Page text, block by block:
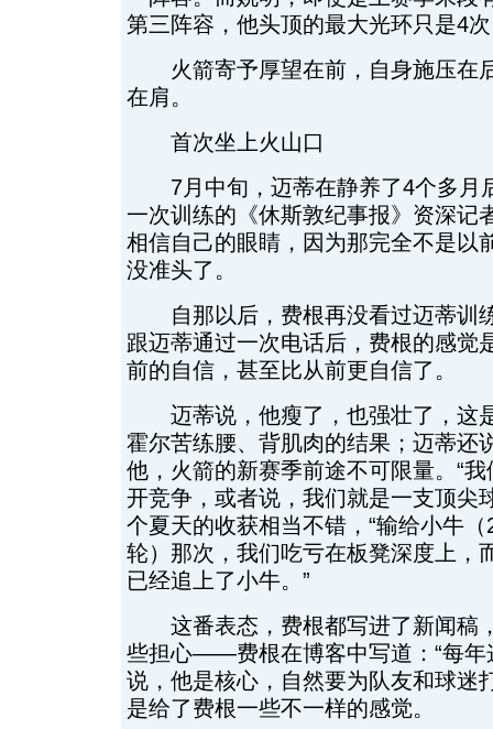
第三阵容，他头顶的最大光环只是4
火箭寄予厚望在前，自身施压在
在肩。
首次坐上火山口
7月中旬，迈蒂在静养了4个多月
一次训练的《休斯敦纪事报》资深记
相信自己的眼睛，因为那完全不是以
没准头了。
自那以后，费根再没看过迈蒂训
跟迈蒂通过一次电话后，费根的感觉
前的自信，甚至比从前更自信了。
迈蒂说，他瘦了，也强壮了，这
霍尔苦练腰、背肌肉的结果；迈蒂还
他，火箭的新赛季前途不可限量。“
开竞争，或者说，我们就是一支顶尖
个夏天的收获相当不错，“输给小牛
轮）那次，我们吃亏在板凳深度上，
已经追上了小牛。”
这番表态，费根都写进了新闻稿
些担心——费根在博客中写道：“每年
说，他是核心，自然要为队友和球迷
是给了费根一些不一样的感觉。